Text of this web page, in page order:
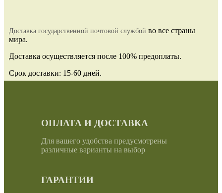
Доставка государственной почтовой службой во все страны
мира.
Доставка осуществляется после 100% предоплаты.
Срок доставки: 15-60 дней.
ОПЛАТА И ДОСТАВКА
Для вашего удобства предусмотрены
различные варианты на выбор
ГАРАНТИИ